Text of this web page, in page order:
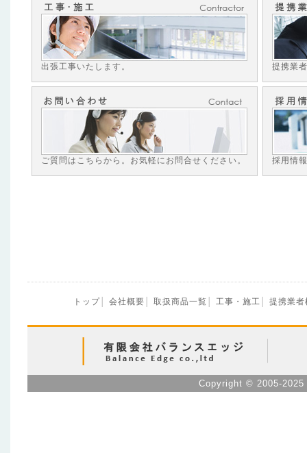
本日より通常営業していますので休業
文分は随時発送しております。
2024年12月
今年も当社サービスをご利用頂き誠にあ
に勝手ながら、12月28日(土)～1月5日（
なります。 期間中のお問合せへの返答
にはご対応出来ませんのでご了承下さい
2024年11月
当社運営Online Shop セキュリティ王
☆お盆期間中の休業日のお知らせ☆
誠に勝手ながら 8月10日(土)～8月18
りますのでご了承下さい。
2024年3月
☆☆ 営業時間変更（臨時）のお知ら
出張工事いたします。 提携業
ご質問はこちらから。お気軽にお問合せください。 採用情
トップ│ 会社概要 取扱商品一覧 工事・施工 提携業者
Copyright © 2005-